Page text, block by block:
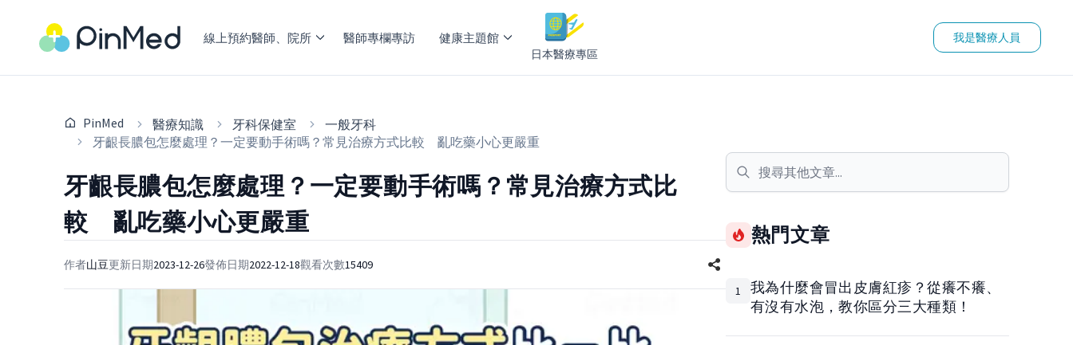
線上預約醫師、院所 醫師專欄專訪 健康主題館
日本醫療專區
我是醫療人員
PinMed 醫療知識 牙科保健室
一般牙科
牙齦長膿包怎麼處理？一定要動手術嗎？常見治療方式比較 亂吃藥小心更嚴重
牙齦長膿包怎麼處理？一定要動手術嗎？常見治療方式比
較 亂吃藥小心更嚴重
作者山豆更新日期2023-12-26發佈日期2022-12-18觀看次數15409
熱門文章
1
我為什麼會冒出皮膚紅疹？從癢不癢、
有沒有水泡，教你區分三大種類！